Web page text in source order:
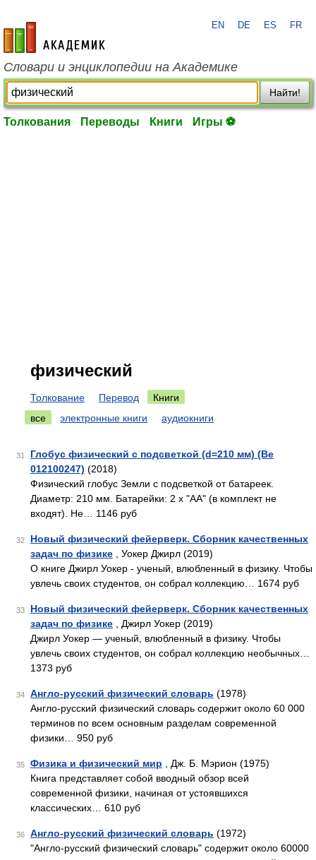
academic.ru
EN DE ES FR
Словари и энциклопедии на Академике
Найти!
Толкования Переводы Книги Игры ⚽
физический
Толкование Перевод
Книги
все
электронные книги аудиокниги
31
Глобус физический с подсветкой (d=210 мм) (Ве
012100247) (2018)
Физический глобус Земли с подсветкой от батареек.
Диаметр: 210 мм. Батарейки: 2 х "АА" (в комплект не
входят). Не… 1146 руб
32
Новый физический фейерверк. Сборник качественных
задач по физике , Уокер Джирл (2019)
О книге Джирл Уокер - ученый, влюбленный в физику. Чтобы
увлечь своих студентов, он собрал коллекцию… 1674 руб
33
Новый физический фейерверк. Сборник качественных
задач по физике , Джирл Уокер (2019)
Джирл Уокер — ученый, влюбленный в физику. Чтобы
увлечь своих студентов, он собрал коллекцию необычных…
1373 руб
34 Англо-русский физический словарь (1978)
Англо-русский физический словарь содержит около 60 000
терминов по всем основным разделам современной
физики… 950 руб
35 Физика и физический мир , Дж. Б. Мэрион (1975)
Книга представляет собой вводный обзор всей
современной физики, начиная от устоявшихся
классических… 610 руб
36 Англо-русский физический словарь (1972)
"Англо-русский физический словарь" содержит около 60000